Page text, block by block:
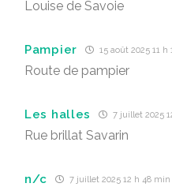
Louise de Savoie
Pampier 15 août 2025 11 h
Route de pampier
Les halles 7 juillet 2025
Rue brillat Savarin
n/c 7 juillet 2025 12 h 48 min